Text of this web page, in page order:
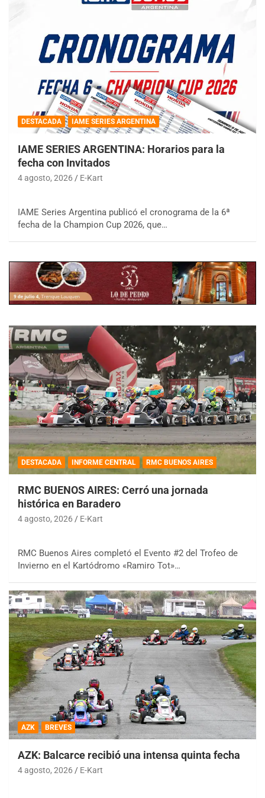
DESTACADA IAME SERIES ARGENTINA
IAME SERIES ARGENTINA: Horarios para la
fecha con Invitados
4 agosto, 2026 E-Kart
IAME Series Argentina publicó el cronograma de la 6ª
fecha de la Champion Cup 2026, que…
DESTACADA INFORME CENTRAL RMC BUENOS AIRES
RMC BUENOS AIRES: Cerró una jornada
histórica en Baradero
4 agosto, 2026 E-Kart
RMC Buenos Aires completó el Evento #2 del Trofeo de
Invierno en el Kartódromo «Ramiro Tot»…
AZK BREVES
AZK: Balcarce recibió una intensa quinta fecha
4 agosto, 2026 E-Kart